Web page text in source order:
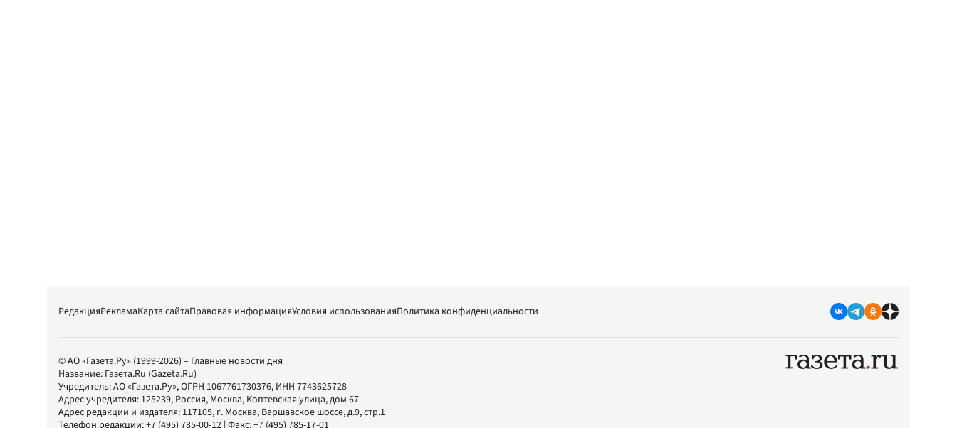
РедакцияРекламаКарта сайтаПравовая информацияУсловия использованияПолитика конфиденциальности
© АО «Газета.Ру» (1999-2026) – Главные новости дня
Название: Газета.Ru (Gazeta.Ru)
Учредитель:АО «Газета.Ру», ОГРН 1067761730376, ИНН 7743625728
Адрес учредителя: 125239, Россия, Москва, Коптевская улица, дом 67
Адрес редакции и издателя: 117105, г. Москва, Варшавское шоссе, д.9, стр.1
Телефон редакции:+7 (495) 785-00-12 | Факс:+7 (495) 785-17-01